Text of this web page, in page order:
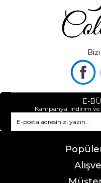
E-
Kampanya, indirim ve